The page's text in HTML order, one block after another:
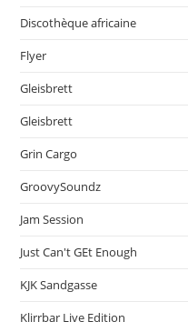
Discothèque africaine
Flyer
Gleisbrett
Gleisbrett
Grin Cargo
GroovySoundz
Jam Session
Just Can't GEt Enough
KJK Sandgasse
Klirrbar Live Edition